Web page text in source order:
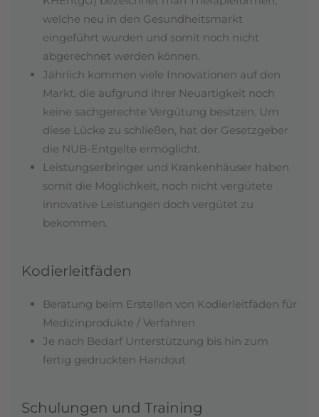
welche neu in den Gesundheitsmarkt
eingeführt wurden und somit noch nicht
abgerechnet werden können.
Jährlich kommen viele Innovationen auf den
Markt, die aufgrund ihrer Neuartigkeit noch
keine sachgerechte Vergütung besitzen. Um
diese Lücke zu schließen, hat der Gesetzgeber
die NUB-Entgelte ermöglicht.
Leistungserbringer und Krankenhäuser haben
somit die Möglichkeit, noch nicht vergütete
innovative Leistungen doch vergütet zu
bekommen.
Kodierleitfäden
Beratung beim Erstellen von Kodierleitfäden für
Medizinprodukte / Verfahren
Je nach Bedarf Unterstützung bis hin zum
fertig gedruckten Handout
Schulungen und Training